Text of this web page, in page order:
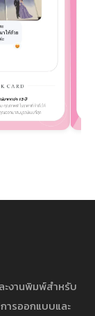
ะงานพิมพ์สำหรับ
ารออกแบบและ